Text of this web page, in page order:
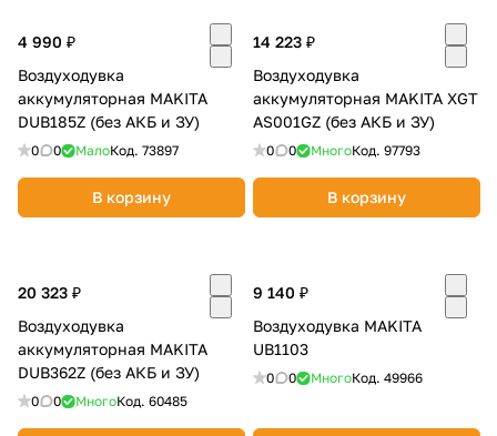
4 990 ₽
Воздуходувка
аккумуляторная MAKITA
DUB185Z (без АКБ и ЗУ)
0 0 МалоКод. 73897
В корзину
14 223 ₽
Воздуходувка
аккумуляторная MAKITA XGT
AS001GZ (без АКБ и ЗУ)
0 0 МногоКод. 97793
В корзину
20 323 ₽
Воздуходувка
аккумуляторная MAKITA
DUB362Z (без АКБ и ЗУ)
0 0 МногоКод. 60485
9 140 ₽
Воздуходувка MAKITA
UB1103
0 0 МногоКод. 49966
Оплачивайте сегодня только
25% картой любого банка
Получайте товар
выбранный способом
Оставшиеся 75% будут
списываться
с вашей карты
по25%каждые 2 недели